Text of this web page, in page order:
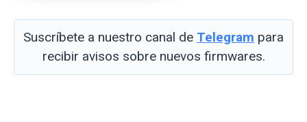
Suscríbete a nuestro canal de Telegram para
recibir avisos sobre nuevos firmwares.